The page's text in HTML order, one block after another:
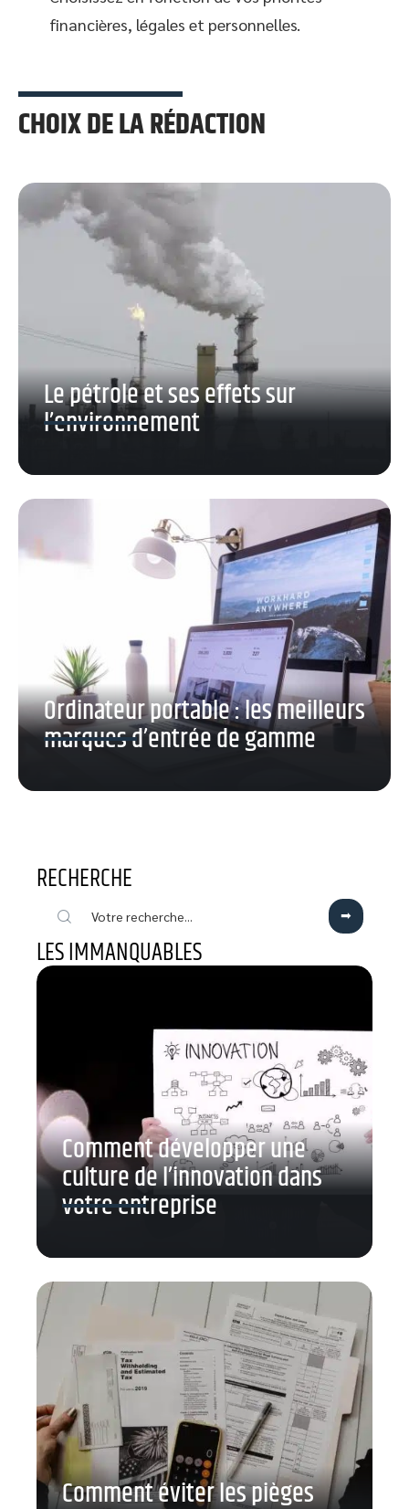
financières, légales et personnelles.
CHOIX DE LA RÉDACTION
Le pétrole et ses effets sur
l’environnement
Ordinateur portable : les meilleurs
marques d’entrée de gamme
RECHERCHE
LES IMMANQUABLES
Comment développer une
culture de l’innovation dans
votre entreprise
Comment éviter les pièges